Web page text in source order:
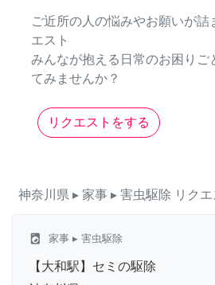
ご近所の人の悩みやお願いが詰
エスト
みんなが抱える日常のお困りご
てみませんか？
リクエストをする
神奈川県 ▸ 家事 ▸ 害虫駆除 リクエ
local_laundry_service 家事 ▸ 害虫駆除
【大和駅】セミの駆除